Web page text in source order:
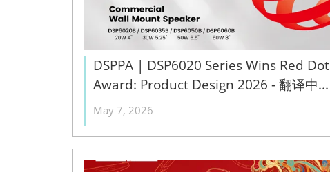
DSPPA | DSP6020 Series Wins Red Dot
Award: Product Design 2026 - 翻译中...
May 7, 2026